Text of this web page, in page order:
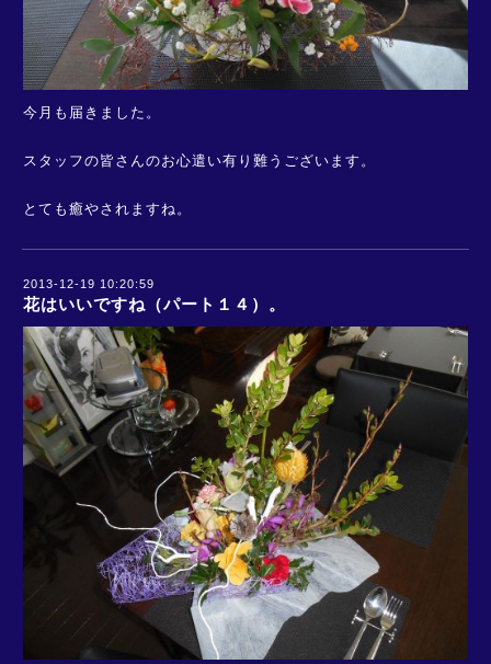
今月も届きました。
スタッフの皆さんのお心遣い有り難うございます。
とても癒やされますね。
2013-12-19 10:20:59
花はいいですね（パート１４）。